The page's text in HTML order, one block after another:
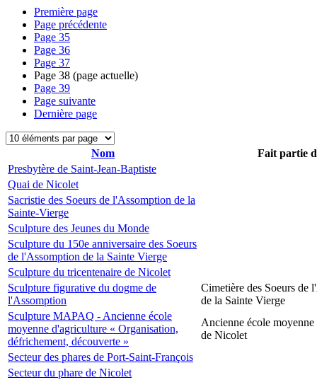
Première page
Page précédente
Page 35
Page 36
Page 37
Page 38 (page actuelle)
Page 39
Page suivante
Dernière page
Nom
Fait partie
Presbytère de Saint-Jean-Baptiste
Quai de Nicolet
Sacristie des Soeurs de l'Assomption de la
Sainte-Vierge
Sculpture des Jeunes du Monde
Sculpture du 150e anniversaire des Soeurs
de l'Assomption de la Sainte Vierge
Sculpture du tricentenaire de Nicolet
Sculpture figurative du dogme de
l'Assomption
Cimetière des Soeurs de
de la Sainte Vierge
Sculpture MAPAQ - Ancienne école
moyenne d'agriculture « Organisation,
défrichement, découverte »
Ancienne école
de Nicolet
Secteur des phares de Port-Saint-François
Secteur du phare de Nicolet